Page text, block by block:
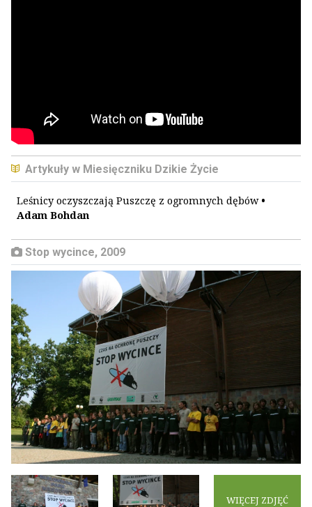
Artykuły w Miesięczniku Dzikie Życie
Leśnicy oczyszczają Puszczę z ogromnych dębów•
Adam Bohdan
Stop wycince, 2009
WIĘCEJ ZDJĘĆ